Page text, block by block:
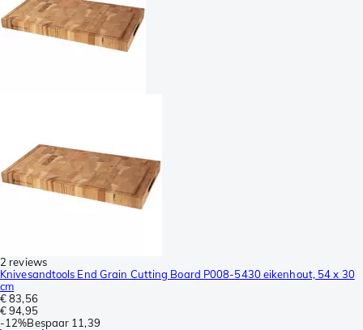
2 reviews
Knivesandtools End Grain Cutting Board P008-5430 eikenhout, 54 x 30
cm
€ 83,56
€ 94,95
-12%Bespaar 11,39